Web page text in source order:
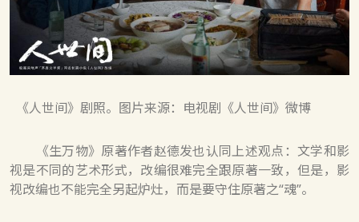
《人世间》剧照。图片来源：电视剧《人世间》微博
《生万物》原著作者赵德发也认同上述观点：文学和影
视是不同的艺术形式，改编很难完全跟原著一致，但是，影
视改编也不能完全另起炉灶，而是要守住原著之“魂”。